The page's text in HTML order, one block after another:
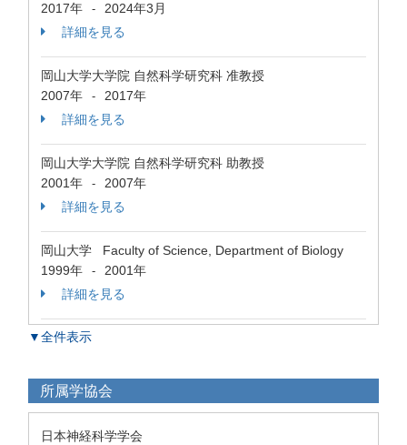
2017年
-
2024年3月
詳細を見る
岡山大学大学院 自然科学研究科 准教授
2007年
-
2017年
詳細を見る
岡山大学大学院 自然科学研究科 助教授
2001年
-
2007年
詳細を見る
岡山大学 Faculty of Science, Department of Biology
1999年
-
2001年
詳細を見る
▼全件表示
所属学協会
日本神経科学学会